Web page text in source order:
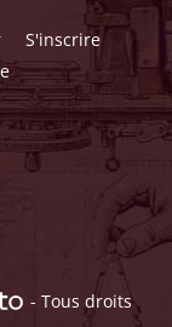
S'inscrire
- Tous droits